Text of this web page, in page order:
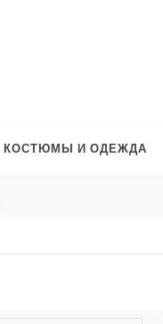
КОСТЮМЫ И ОДЕЖДА